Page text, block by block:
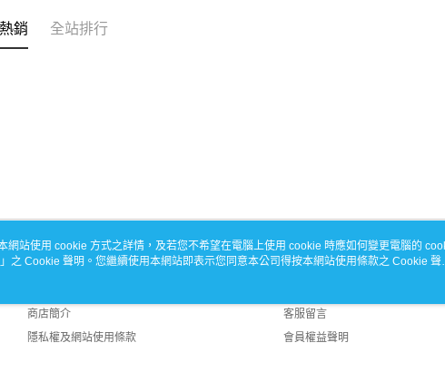
銷 全站排行
關於我們
商店簡介
隱私權及網站使用條款
客服資訊
客服留言
會員權益聲明
網站使用 cookie 方式之詳情，及若您不希望在電腦上使用 cookie 時應如何變更電腦的
」之 Cookie 聲明。您繼續使用本網站即表示您同意本公司得按本網站使用條款之 Cookie 聲